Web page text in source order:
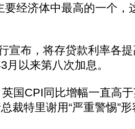
要经济体中最高的一个，
宣布，将存贷款利率各
月以来第八次加息。
国CPI同比增幅一直高
裁特里谢用“严重警惕”